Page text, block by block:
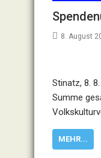
8. August
Stinatz, 8.
Summe
MEHR...